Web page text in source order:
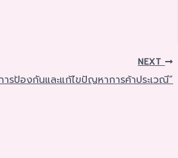
NEXT
รป้องกันและแก้ไขปัญหาการค้าประเวณี”